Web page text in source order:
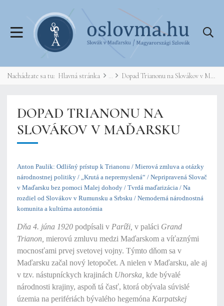
Nachádzate sa tu: Hlavná stránka Dopad Trianonu na Slovákov v Maďarsku
DOPAD TRIANONU NA
SLOVÁKOV V MAĎARSKU
Anton Paulik: Odlišný prístup k Trianonu / Mierová zmluva a otázky
národnostnej politiky / „Krutá a nepremyslená“ / Nepripravená Slovač
v Maďarsku bez pomoci Malej dohody / Tvrdá maďarizácia / Na
rozdiel od Slovákov v Rumunsku a Srbsku / Nemoderná národnostná
komunita a kultúrna autonómia
Dňa 4. júna 1920 podpísali v Paríži, v paláci Grand
Trianon, mierovú zmluvu medzi Maďarskom a víťaznými
mocnosťami prvej svetovej vojny. Týmto dňom sa v
Maďarsku začal nový letopočet. A nielen v Maďarsku, ale aj
v tzv. nástupníckych krajinách Uhorska, kde bývalé
národnosti krajiny, aspoň tá časť, ktorá obývala súvislé
územia na perifériách bývalého hegemóna Karpatskej